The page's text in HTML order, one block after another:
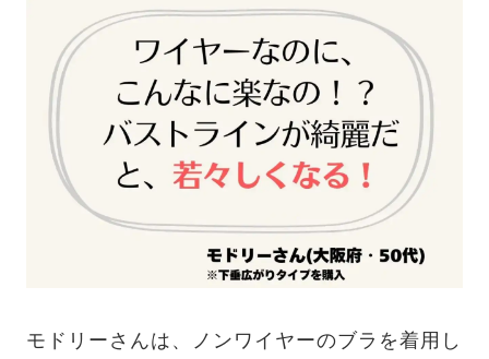
モドリーさんは、ノンワイヤーのブラを着用し